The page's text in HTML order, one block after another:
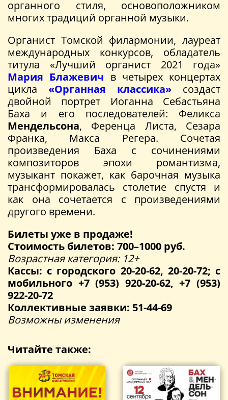
органного стиля, основоположником
многих традиций органной музыки.
Органист Томской филармонии, лауреат
международных конкурсов, обладатель
титула «Лучший органист 2021 года»
Мария Блажевич в четырех концертах
цикла «Органная классика» создаст
двойной портрет Иоганна Себастьяна
Баха и его последователей: Феликса
Мендельсона, Ференца Листа, Сезара
Франка, Макса Регера. Сочетая
произведения Баха с сочинениями
композиторов эпохи романтизма,
музыкант покажет, как барочная музыка
трансформировалась столетие спустя и
как она сочетается с произведениями
другого времени.
Билеты уже в продаже!
Стоимость билетов: 700–1000 руб.
Возрастная категория: 12+
Кассы: с городского 20-20-62, 20-20-72; с
мобильного +7 (953) 920-20-62, +7 (953)
922-20-72
Коллективные заявки: 51-44-69
Возможны изменения
Читайте также: